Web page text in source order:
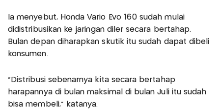
Ia menyebut, Honda Vario Evo 160 sudah mulai
didistribusikan ke jaringan diler secara bertahap.
Bulan depan diharapkan skutik itu sudah dapat dibeli
konsumen.
“Distribusi sebenarnya kita secara bertahap
harapannya di bulan maksimal di bulan Juli itu sudah
bisa membeli,” katanya.